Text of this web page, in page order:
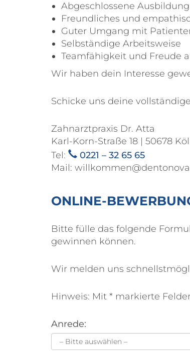
Abgeschlossene Ausbildung
Freundliches und
Guter Umgang mit
Selbständige Arbeitsweise
Teamfähigkeit und Freude
Wir haben dein Interesse
Schicke uns deine
Zahnarztpraxis Dr. Atta
Karl-Korn-Straße 18 | 50678
Tel:
0221 – 32 65 65
Mail:
ONLINE-
Bitte fülle das folgende
gewinnen können.
Wir melden uns
Hinweis: Mit * markierte
Anrede: